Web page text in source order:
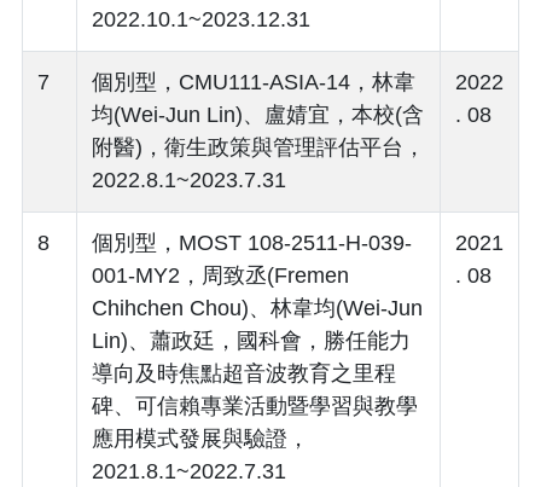
2022.10.1~2023.12.31
7
個別型，CMU111-ASIA-14，林韋
均(Wei-Jun Lin)、盧婧宜，本校(含
附醫)，衛生政策與管理評估平台，
2022.8.1~2023.7.31
2022
. 08
8
個別型，MOST 108-2511-H-039-
001-MY2，周致丞(Fremen
Chihchen Chou)、林韋均(Wei-Jun
Lin)、蕭政廷，國科會，勝任能力
導向及時焦點超音波教育之里程
碑、可信賴專業活動暨學習與教學
應用模式發展與驗證，
2021.8.1~2022.7.31
2021
. 08